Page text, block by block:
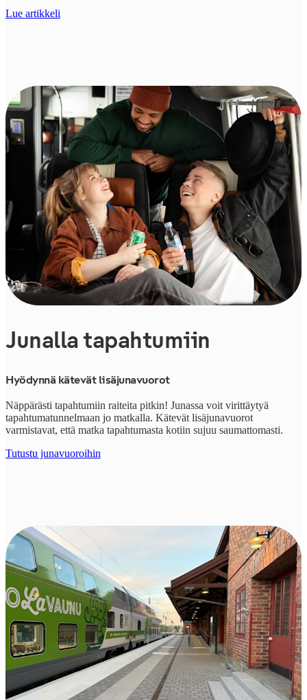
Lue artikkeli
Junalla tapahtumiin
Hyödynnä kätevät lisäjunavuorot
Näppärästi tapahtumiin raiteita pitkin! Junassa voit virittäytyä
tapahtumatunnelmaan jo matkalla. Kätevät lisäjunavuorot
varmistavat, että matka tapahtumasta kotiin sujuu saumattomasti.
Tutustu junavuoroihin